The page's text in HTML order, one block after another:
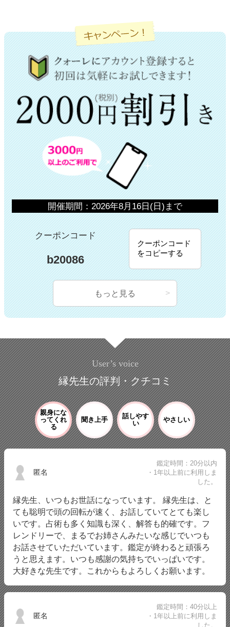
開催期間：2026年8月16日(日)まで
クーポンコード
b20086
クーポンコード
をコピーする
もっと見る
User’s voice
縁先生の評判・クチコミ
親身にな
ってくれ
る
聞き上手
話しやす
い
やさしい
匿名
鑑定時間：20分以内
・1年以上前に利用しま
した。
縁先生、いつもお世話になっています。 縁先生は、と
ても聡明で頭の回転が速く、お話していてとても楽し
いです。占術も多く知識も深く、解答も的確です。フ
レンドリーで、まるでお姉さんみたいな感じでいつも
お話させていただいています。鑑定が終わると頑張ろ
うと思えます。いつも感謝の気持ちでいっぱいです。
大好きな先生です。これからもよろしくお願います。
匿名
鑑定時間：40分以上
・1年以上前に利用しま
した。